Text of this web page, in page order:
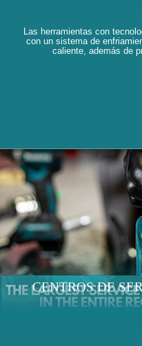
Las herramientas con
con un sistema de
caliente, además de
CENTROS DE